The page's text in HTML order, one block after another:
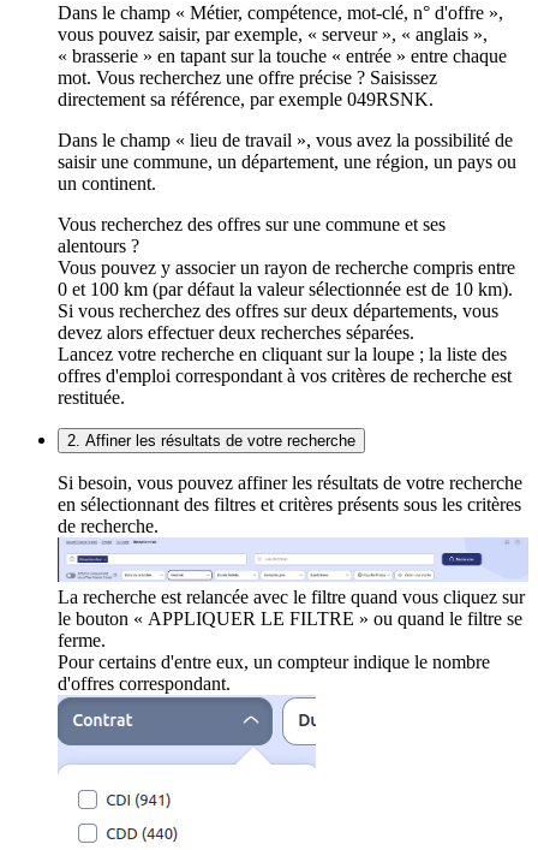
Dans le champ « Métier, compétence, mot-clé, n° d'offre »,
vous pouvez saisir, par exemple, « serveur », « anglais »,
« brasserie » en tapant sur la touche « entrée » entre chaque
mot. Vous recherchez une offre précise ? Saisissez
directement sa référence, par exemple 049RSNK.
Dans le champ « lieu de travail », vous avez la possibilité de
saisir une commune, un département, une région, un pays ou
un continent.
Vous recherchez des offres sur une commune et ses
alentours ?
Vous pouvez y associer un rayon de recherche compris entre
0 et 100 km (par défaut la valeur sélectionnée est de 10 km).
Si vous recherchez des offres sur deux départements, vous
devez alors effectuer deux recherches séparées.
Lancez votre recherche en cliquant sur la loupe ; la liste des
offres d'emploi correspondant à vos critères de recherche est
restituée.
2. Affiner les résultats de votre recherche
Si besoin, vous pouvez affiner les résultats de votre recherche
en sélectionnant des filtres et critères présents sous les critères
de recherche.
La recherche est relancée avec le filtre quand vous cliquez sur
le bouton « APPLIQUER LE FILTRE » ou quand le filtre se
ferme.
Pour certains d'entre eux, un compteur indique le nombre
d'offres correspondant.